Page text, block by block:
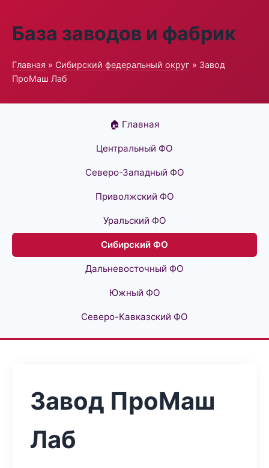
База заводов и фабрик
Главная » Сибирский федеральный округ » Завод
ПроМаш Лаб
🏠 Главная
Центральный ФО
Северо-Западный ФО
Приволжский ФО
Уральский ФО
Сибирский ФО
Дальневосточный ФО
Южный ФО
Северо-Кавказский ФО
Завод ПроМаш
Лаб